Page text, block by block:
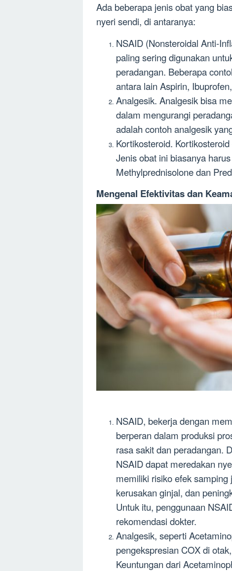
Ada beberapa jenis obat yang
nyeri sendi, di antaranya:
NSAID (Nonsteroidal Anti-
paling sering digunakan
peradangan. Beberapa
antara lain Aspirin,
Analgesik. Analgesik bisa
dalam mengurangi
adalah contoh analgesik
Kortikosteroid.
Jenis obat ini biasanya
Methylprednisolone dan
Mengenal Efektivitas dan
NSAID, bekerja dengan
berperan dalam produksi
rasa sakit dan peradangan.
NSAID dapat meredakan
memiliki risiko efek
kerusakan ginjal, dan
Untuk itu, penggunaan
rekomendasi dokter.
Analgesik, seperti
pengekspresian COX di
Keuntungan dari